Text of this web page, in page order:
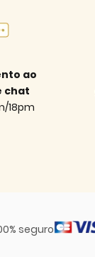
ao
chat
18pm
seguro